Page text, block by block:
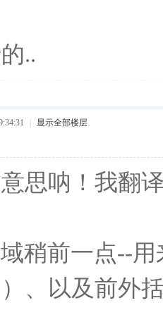
..
显示全部楼层
思呐！我翻
稍前一点--
）、以及前外